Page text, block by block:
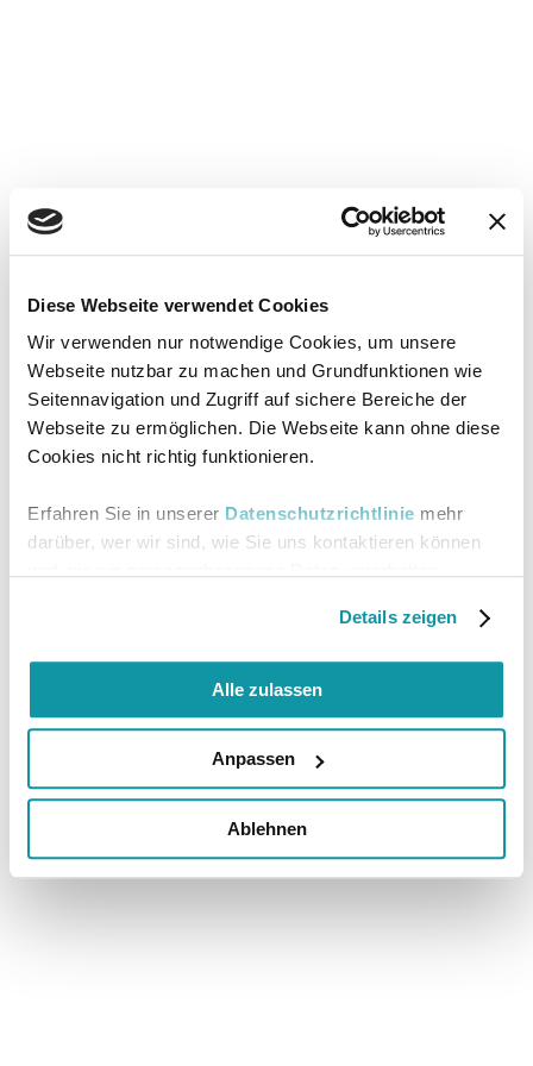
Diese Webseite verwendet Cookies
Wir verwenden nur notwendige Cookies, um unsere
Webseite nutzbar zu machen und Grundfunktionen wie
Seitennavigation und Zugriff auf sichere Bereiche der
Webseite zu ermöglichen. Die Webseite kann ohne diese
Cookies nicht richtig funktionieren.
Erfahren Sie in unserer Datenschutzrichtlinie mehr
darüber, wer wir sind, wie Sie uns kontaktieren können
Details zeigen
Alle zulassen
Anpassen
Ablehnen